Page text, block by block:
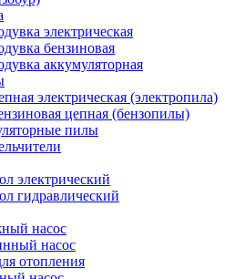
электрическая
бензиновая
аккумуляторная
электрическая (электропила)
цепная (бензопилы)
пилы
электрический
гидравлический
насос
насос
отопления